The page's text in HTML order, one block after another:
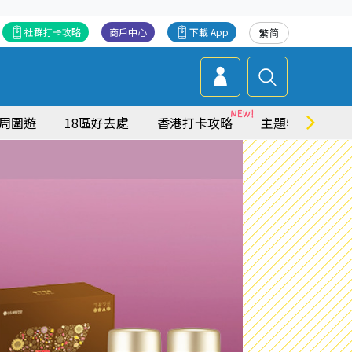
繁简
下載 App
商戶中心
社群打卡攻略
圍遊 18區好去處 香港打卡攻略 主題特集